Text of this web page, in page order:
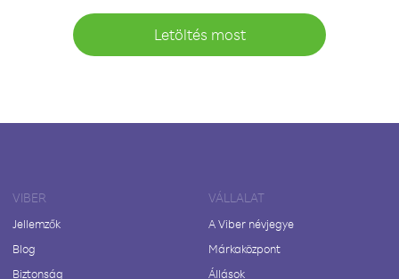
Letöltés most
VIBER
Jellemzők
Blog
Biztonság
VÁLLALAT
A Viber névjegye
Márkaközpont
Állások